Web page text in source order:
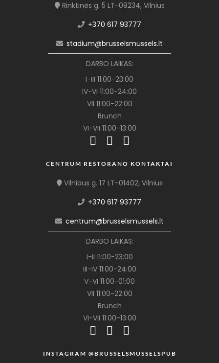
Rinktinės g. 5 LT-09234, Vilnius
+370 617 93777
stadium@brusselsmussels.lt
DARBO LAIKAS:
I-III 11:00-23:00
IV-VI 11:00-24:00
VII 11:00-22:00
Brunch
VI-VII 11:00-13:00
CENTRUM RESTORANO KONTAKTAI
Vilniaus g. 17 LT-01402, Vilnius
+370 617 93777
centrum@brusselsmussels.lt
DARBO LAIKAS:
I-II 11:00-23:00
III-IV 11:00-24:00
V-VI 11:00-01:00
VII 11:00-22:00
Brunch
VI-VII 11:00-13:00
INSTAGRAM @BRUSSELSMUSSELSPUB